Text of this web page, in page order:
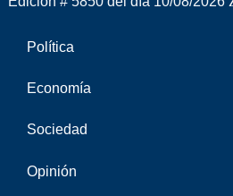
Política
Economía
Sociedad
Opinión